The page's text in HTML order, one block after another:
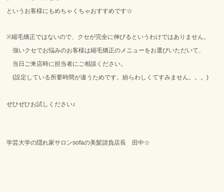
というお客様にもめちゃくちゃおすすめです☆
※縮毛矯正ではないので、クセが完全に伸びるというわけではありません。
強いクセでお悩みのお客様は縮毛矯正のメニューをお選びいただいて、
当日ご来店時に担当者にご相談ください。
(設定している所要時間が違うためです。紛らわしくてすみません。。。)
ぜひぜひお試しください♪
学芸大学の隠れ家サロンsofaの美髪請負店長 田中☆